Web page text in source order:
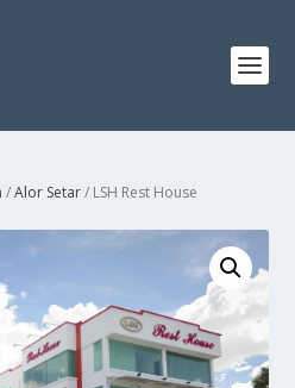
/Alor Setar/ LSH Rest House